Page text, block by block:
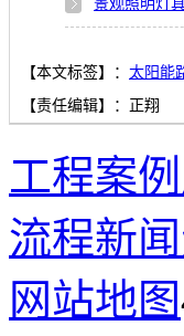
景观照明灯
【本文标签】： 太阳能
【责任编辑】： 正翔
工程案例
流程新
网站地图